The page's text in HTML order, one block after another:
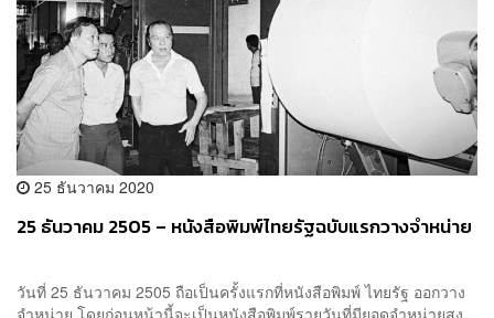
25 ธันวาคม 2020
25 ธันวาคม 2505 – หนังสือพิมพ์ไทยรัฐฉบับแรกวางจำหน่าย
วันที่ 25 ธันวาคม 2505 ถือเป็นครั้งแรกที่หนังสือพิมพ์ ไทยรัฐ ออกวาง